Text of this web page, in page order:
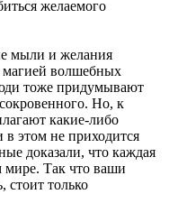
желаемого
мыли и желания
магией волшебных
тоже придумывают
Но, к
какие-либо
этом не приходится
доказали, что каждая
мире. Так что ваши
стоит только